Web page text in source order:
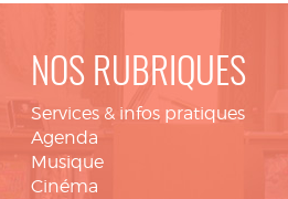
NOS RUBRIQUES
Services & infos pratiques
Agenda
Musique
Cinéma